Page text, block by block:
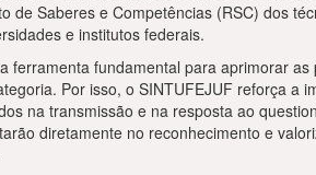
de Saberes e Competências (RSC) dos
e institutos federais.
ferramenta fundamental para aprimorar as
Por isso, o SINTUFEJUF reforça a
na transmissão e na resposta ao
diretamente no reconhecimento e